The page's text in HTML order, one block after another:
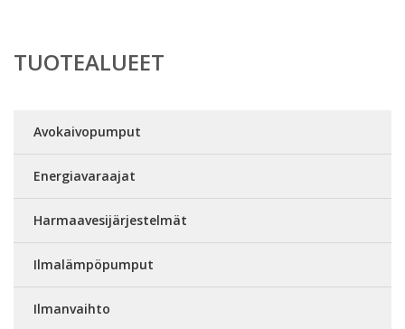
TUOTEALUEET
Avokaivopumput
Energiavaraajat
Harmaavesijärjestelmät
Ilmalämpöpumput
Ilmanvaihto